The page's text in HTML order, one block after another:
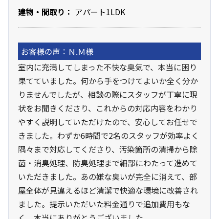
建物・間取り： アパート1LDK
お客様の声：Ｎ.Ｍ様
室内に充満してしまった不快な臭気で、本当に困り
果てていました。何から手をつけてよいか全く分か
りませんでしたが、相談の際にスタッフが丁寧に現
状をお聞きくださり、これからの対応内容をわかり
やすく説明していただけたので、安心してお任せで
きました。わずか6時間で2名のスタッフが効率よく
隅々まで対応してくださり、汚染箇所の清掃から除
菌・消臭処理、防臭処理まで細部にわたって進めて
いただきました。あの嫌な臭いが完全に消えて、部
屋全体が見違えるほど清潔で快適な環境に改善され
ました。提示いただいた料金通りで追加費用もな